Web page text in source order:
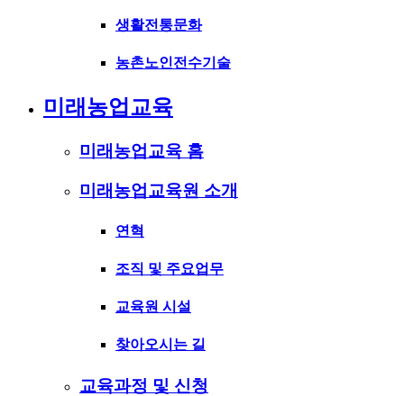
생활전통문화
농촌노인전수기술
미래농업교육
미래농업교육 홈
미래농업교육원 소개
연혁
조직 및 주요업무
교육원 시설
찾아오시는 길
교육과정 및 신청